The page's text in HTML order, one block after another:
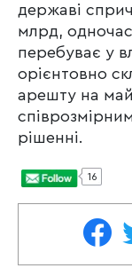
державі
млрд,
перебуває у
орієнтовно
арешту на
рішенні.
16